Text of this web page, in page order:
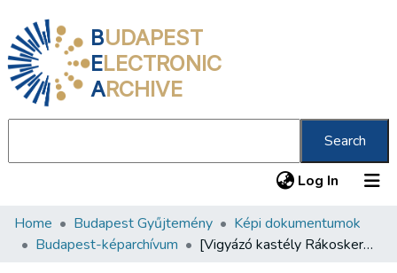
BUDAPEST
ELECTRONIC
ARCHIVE
Search
Log In (current)
Communities & Collections
Home Budapest Gyűjtemény
Képi dokumentumok
Budapest-képarchívum
[Vigyázó kastély Rákoskeresztúron]